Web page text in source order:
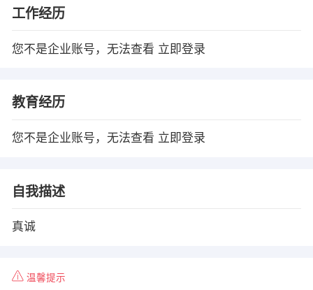
工作经历
您不是企业账号，无法查看 立即登录
教育经历
您不是企业账号，无法查看 立即登录
自我描述
真诚
温馨提示